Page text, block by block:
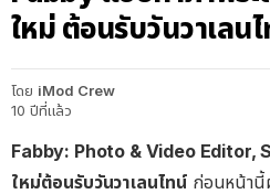
ใหม่ ต้อนรับวันวาเลน
โดย iMod Crew
10 ปีที่แล้ว
Fabby: Photo & Video Editor,
ใหม่ต้อนรับวันวาเลนไทน์ ก่อนหน้านี้